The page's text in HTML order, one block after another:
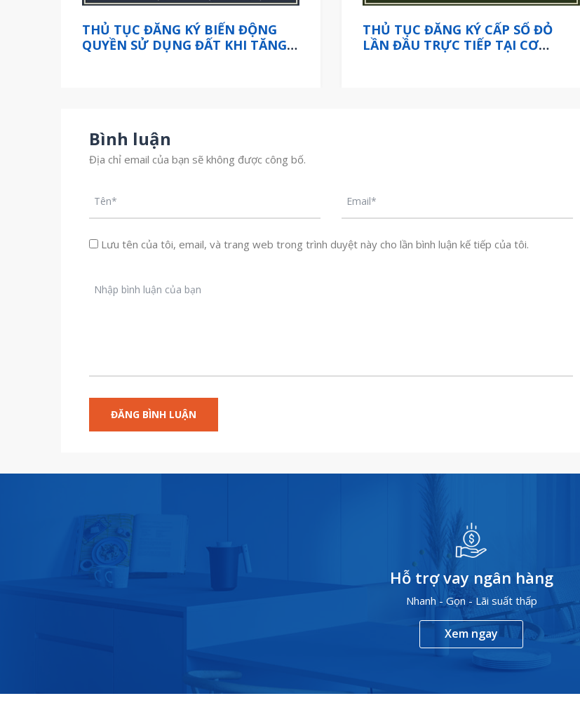
THỦ TỤC ĐĂNG KÝ BIẾN ĐỘNG
QUYỀN SỬ DỤNG ĐẤT KHI TĂNG
THỦ TỤC ĐĂNG KÝ CẤP SỔ ĐỎ
LẦN ĐẦU TRỰC TIẾP TẠI CƠ
Bình luận
Địa chỉ email của bạn sẽ không được công bố.
Lưu tên của tôi, email, và trang web trong trình duyệt này cho lần bình luận kế tiếp của tôi.
Hỗ trợ vay ngân hàng
Nhanh - Gọn - Lãi suất thấp
Xem ngay